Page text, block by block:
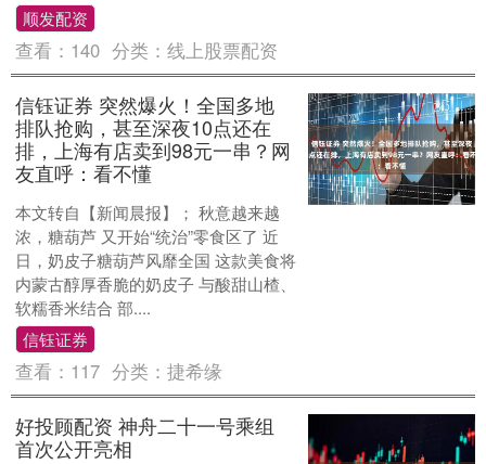
顺发配资
查看： 140 分类：线上股票配资
信钰证券 突然爆火！全国多地
排队抢购，甚至深夜10点还在
排，上海有店卖到98元一串？网
友直呼：看不懂
本文转自【新闻晨报】； 秋意越来越
浓，糖葫芦 又开始“统治”零食区了 近
日，奶皮子糖葫芦风靡全国 这款美食将
内蒙古醇厚香脆的奶皮子 与酸甜山楂、
软糯香米结合 部....
信钰证券
查看： 117 分类：捷希缘
好投顾配资 神舟二十一号乘组
首次公开亮相